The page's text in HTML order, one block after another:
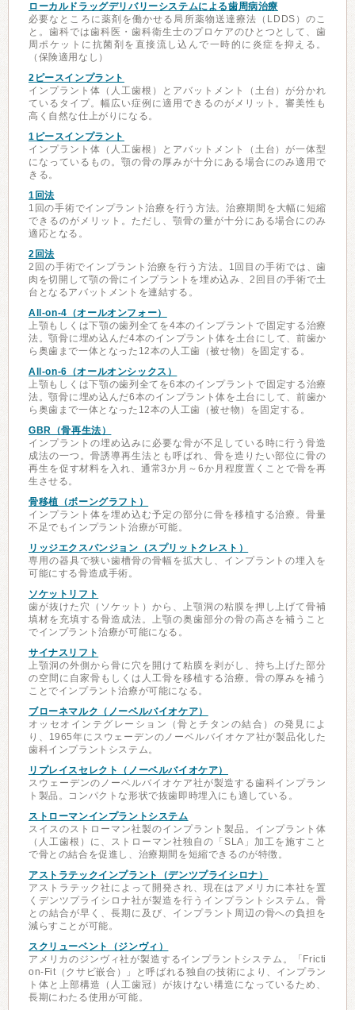
ローカルドラッグデリバリーシステムによる歯周病治療
必要なところに薬剤を働かせる局所薬物送達療法（LDDS）のこ
と。歯科では歯科医・歯科衛生士のプロケアのひとつとして、歯
周ポケットに抗菌剤を直接流し込んで一時的に炎症を抑える。
（保険適用なし）
2ピースインプラント
インプラント体（人工歯根）とアバットメント（土台）が分かれ
ているタイプ。幅広い症例に適用できるのがメリット。審美性も
高く自然な仕上がりになる。
1ピースインプラント
インプラント体（人工歯根）とアバットメント（土台）が一体型
になっているもの。顎の骨の厚みが十分にある場合にのみ適用で
きる。
1回法
1回の手術でインプラント治療を行う方法。治療期間を大幅に短縮
できるのがメリット。ただし、顎骨の量が十分にある場合にのみ
適応となる。
2回法
2回の手術でインプラント治療を行う方法。1回目の手術では、歯
肉を切開して顎の骨にインプラントを埋め込み、2回目の手術で土
台となるアバットメントを連結する。
All-on-4（オールオンフォー）
上顎もしくは下顎の歯列全てを4本のインプラントで固定する治療
法。顎骨に埋め込んだ4本のインプラント体を土台にして、前歯か
ら奥歯まで一体となった12本の人工歯（被せ物）を固定する。
All-on-6（オールオンシックス）
上顎もしくは下顎の歯列全てを6本のインプラントで固定する治療
法。顎骨に埋め込んだ6本のインプラント体を土台にして、前歯か
ら奥歯まで一体となった12本の人工歯（被せ物）を固定する。
GBR（骨再生法）
インプラントの埋め込みに必要な骨が不足している時に行う骨造
成法の一つ。骨誘導再生法とも呼ばれ、骨を造りたい部位に骨の
再生を促す材料を入れ、通常3か月～6か月程度置くことで骨を再
生させる。
骨移植（ボーングラフト）
インプラント体を埋め込む予定の部分に骨を移植する治療。骨量
不足でもインプラント治療が可能。
リッジエクスパンジョン（スプリットクレスト）
専用の器具で狭い歯槽骨の骨幅を拡大し、インプラントの埋入を
可能にする骨造成手術。
ソケットリフト
歯が抜けた穴（ソケット）から、上顎洞の粘膜を押し上げて骨補
填材を充填する骨造成法。上顎の奥歯部分の骨の高さを補うこと
でインプラント治療が可能になる。
サイナスリフト
上顎洞の外側から骨に穴を開けて粘膜を剥がし、持ち上げた部分
の空間に自家骨もしくは人工骨を移植する治療。骨の厚みを補う
ことでインプラント治療が可能になる。
ブローネマルク（ノーベルバイオケア）
オッセオインテグレーション（骨とチタンの結合）の発見によ
り、1965年にスウェーデンのノーベルバイオケア社が製品化した
歯科インプラントシステム。
リプレイスセレクト（ノーベルバイオケア）
スウェーデンのノーベルバイオケア社が製造する歯科インプラン
ト製品。コンパクトな形状で抜歯即時埋入にも適している。
ストローマンインプラントシステム
スイスのストローマン社製のインプラント製品。インプラント体
（人工歯根）に、ストローマン社独自の「SLA」加工を施すこと
で骨との結合を促進し、治療期間を短縮できるのが特徴。
アストラテックインプラント（デンツプライシロナ）
アストラテック社によって開発され、現在はアメリカに本社を置
くデンツプライシロナ社が製造を行うインプラントシステム。骨
との結合が早く、長期に及び、インプラント周辺の骨への負担を
減らすことが可能。
スクリューベント（ジンヴィ）
アメリカのジンヴィ社が製造するインプラントシステム。「Fricti
on-Fit（クサビ嵌合）」と呼ばれる独自の技術により、インプラン
ト体と上部構造（人工歯冠）が抜けない構造になっているため、
長期にわたる使用が可能。